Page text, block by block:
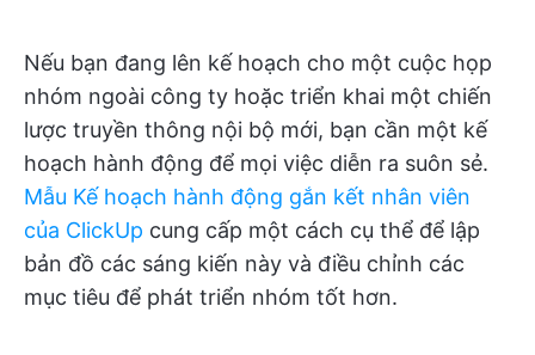
Nếu bạn đang lên kế hoạch cho một cuộc họp
nhóm ngoài công ty hoặc triển khai một chiến
lược truyền thông nội bộ mới, bạn cần một kế
hoạch hành động để mọi việc diễn ra suôn sẻ.
Mẫu Kế hoạch hành động gắn kết nhân viên
của ClickUp cung cấp một cách cụ thể để lập
bản đồ các sáng kiến này và điều chỉnh các
mục tiêu để phát triển nhóm tốt hơn.